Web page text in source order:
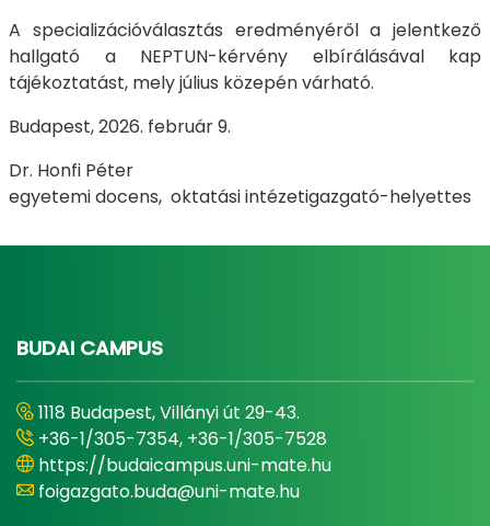
A specializációválasztás eredményéről a jelentkező
hallgató a NEPTUN-kérvény elbírálásával kap
tájékoztatást, mely július közepén várható.
Budapest, 2026. február 9.
Dr. Honfi Péter
egyetemi docens, oktatási intézetigazgató-helyettes
BUDAI CAMPUS
1118 Budapest, Villányi út 29-43.
+36-1/305-7354, +36-1/305-7528
https://budaicampus.uni-mate.hu
foigazgato.buda@uni-mate.hu